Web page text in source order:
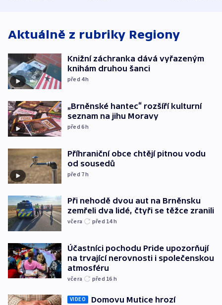
Aktuálně z rubriky Regiony
Knižní záchranka dává vyřazeným
knihám druhou šanci
před 4h
„Brněnské hantec“ rozšíří kulturní
seznam na jihu Moravy
před 6h
Příhraniční obce chtějí pitnou vodu
od sousedů
před 7h
Při nehodě dvou aut na Brněnsku
zemřeli dva lidé, čtyři se těžce zranili
včera před 14h
Účastníci pochodu Pride upozorňují
na trvající nerovnosti i společenskou
atmosféru
včera před 16 h
VIDEO
Domovu Mutice hrozí